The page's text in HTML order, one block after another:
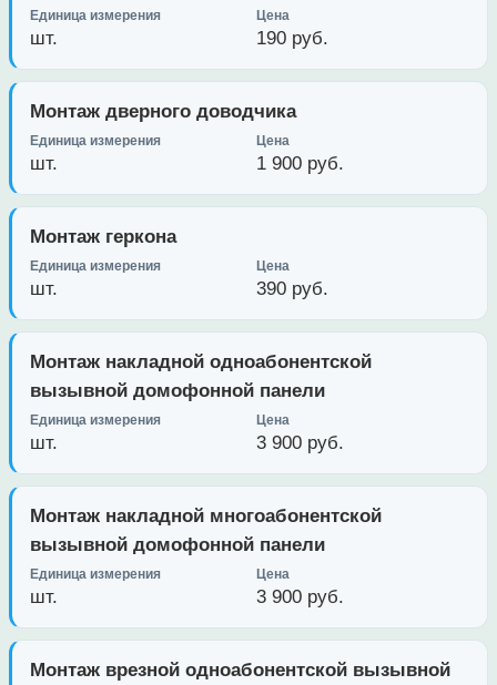
шт. 190 руб.
Монтаж дверного доводчика
шт. 1 900 руб.
Монтаж геркона
шт. 390 руб.
Монтаж накладной одноабонентской
вызывной домофонной панели
шт. 3 900 руб.
Монтаж накладной многоабонентской
вызывной домофонной панели
шт. 3 900 руб.
Монтаж врезной одноабонентской вызывной